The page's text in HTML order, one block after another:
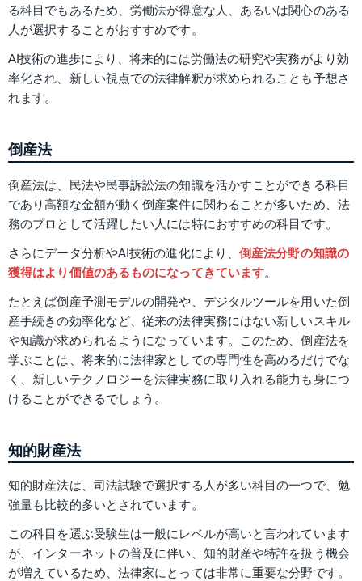
る科目でもあるため、労働法が得意な人、あるいは関心のある
人が選択することがおすすめです。
AI技術の進歩により、将来的には労働法の研究や実務がより効
率化され、新しい視点での法律解釈が求められることも予想さ
れます。
倒産法
倒産法は、民法や民事訴訟法の知識を活かすことができる科目
であり高額な金額が動く倒産案件に関わることが多いため、法
務のプロとして活躍したい人には特におすすめの科目です。
さらにデータ分析やAI技術の進化により、 倒産法分野の知識の
獲得はより価値のあるものになってきています。
たとえば倒産予測モデルの開発や、デジタルツールを用いた倒
産手続きの効率化など、従来の法律実務にはない新しいスキル
や知識が求められるようになっています。このため、倒産法を
学ぶことは、将来的に法律家としての専門性を高めるだけでな
く、新しいテクノロジーを法律実務に取り入れる能力も身につ
けることができるでしょう。
知的財産法
知的財産法は、司法試験で選択する人が多い科目の一つで、勉
強量も比較的多いとされています。
この科目を選ぶ受験生は一般にレベルが高いと言われています
が、インターネットの普及に伴い、知的財産や特許を扱う機会
が増えているため、法律家にとっては非常に重要な分野です。